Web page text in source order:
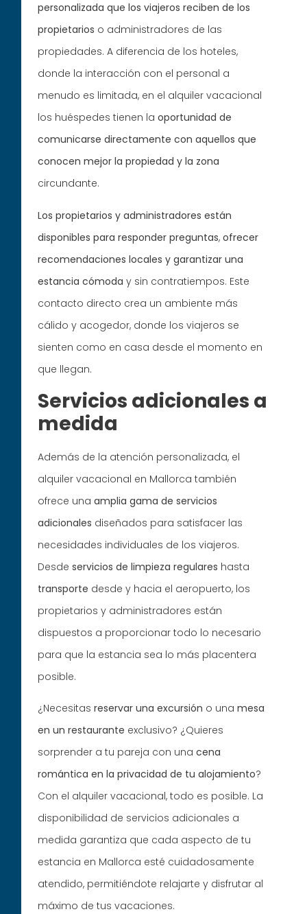
personalizada que los viajeros reciben de los
propietarios o administradores de las
propiedades. A diferencia de los hoteles,
donde la interacción con el personal a
menudo es limitada, en el alquiler vacacional
los huéspedes tienen laoportunidad de
comunicarse directamente con aquellos que
conocen mejor la propiedad y la zona
circundante.
Los propietarios y administradores están
disponibles para responder preguntas,ofrecer
recomendaciones locales y garantizar una
estancia cómoda y sin contratiempos. Este
contacto directo crea un ambiente más
cálido y acogedor, donde los viajeros se
sienten como en casa desde el momento en
que llegan.
Servicios adicionales a
medida
Además de la atención personalizada, el
alquiler vacacional en Mallorca también
ofrece unaamplia gama de servicios
adicionales diseñados para satisfacer las
necesidades individuales de los viajeros.
Desdeservicios de limpieza regulares hasta
transporte desde y hacia el aeropuerto, los
propietarios y administradores están
dispuestos a proporcionar todo lo necesario
para que la estancia sea lo más placentera
posible.
¿Necesitasreservar una excursión o unamesa
en un restaurante exclusivo? ¿Quieres
sorprender a tu pareja con unacena
romántica en la privacidad de tu alojamiento?
Con el alquiler vacacional, todo es posible. La
disponibilidad de servicios adicionales a
medida garantiza que cada aspecto de tu
estancia en Mallorca esté cuidadosamente
atendido, permitiéndote relajarte y disfrutar al
máximo de tus vacaciones.